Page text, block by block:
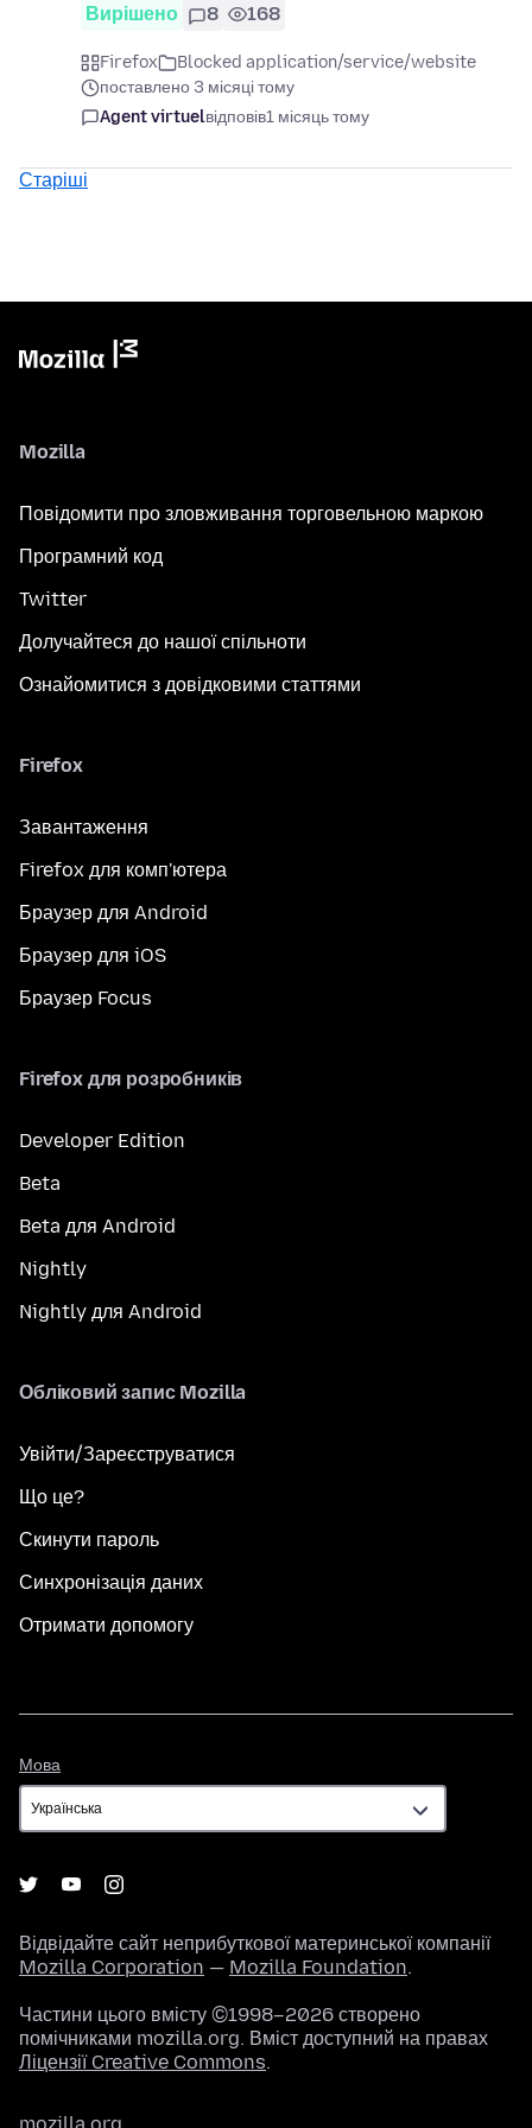
Вирішено 8 168
Firefox
Blocked application/service/website
поставлено 3 місяці тому
Agent virtuelвідповів1 місяць тому
Старіші
Mozilla
Повідомити про зловживання торговельною маркою
Програмний код
Twitter
Долучайтеся до нашої спільноти
Ознайомитися з довідковими статтями
Firefox
Завантаження
Firefox для комп'ютера
Браузер для Android
Браузер для iOS
Браузер Focus
Firefox для розробників
Developer Edition
Beta
Beta для Android
Nightly
Nightly для Android
Обліковий запис Mozilla
Увійти/Зареєструватися
Що це?
Скинути пароль
Синхронізація даних
Отримати допомогу
Мова
Відвідайте сайт неприбуткової материнської компанії
Mozilla Corporation — Mozilla Foundation.
Частини цього вмісту ©1998–2026 створено
помічниками mozilla.org. Вміст доступний на правах
Ліцензії Creative Commons.